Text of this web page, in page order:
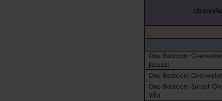
ประเภทห้
One Bedroom
Jacuzzi
One Bedroom
One Bedroom Sunset
Villa